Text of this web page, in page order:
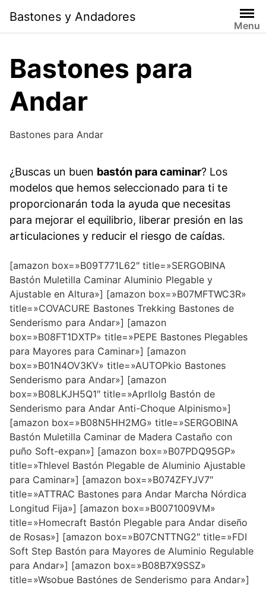
contenido
Bastones y Andadores
Menu
Bastones para
Andar
Bastones para Andar
¿Buscas un buen bastón para caminar? Los
modelos que hemos seleccionado para ti te
proporcionarán toda la ayuda que necesitas
para mejorar el equilibrio, liberar presión en las
articulaciones y reducir el riesgo de caídas.
[amazon box=»B09T771L62″ title=»SERGOBINA
Bastón Muletilla Caminar Aluminio Plegable y
Ajustable en Altura»] [amazon box=»B07MFTWC3R»
title=»COVACURE Bastones Trekking Bastones de
Senderismo para Andar»] [amazon
box=»B08FT1DXTP» title=»PEPE Bastones Plegables
para Mayores para Caminar»] [amazon
box=»B01N4OV3KV» title=»AUTOPkio Bastones
Senderismo para Andar»] [amazon
box=»B08LKJH5Q1″ title=»Aprllolg Bastón de
Senderismo para Andar Anti-Choque Alpinismo»]
[amazon box=»B08N5HH2MG» title=»SERGOBINA
Bastón Muletilla Caminar de Madera Castaño con
puño Soft-expan»] [amazon box=»B07PDQ95GP»
title=»Thlevel Bastón Plegable de Aluminio Ajustable
para Caminar»] [amazon box=»B074ZFYJV7″
title=»ATTRAC Bastones para Andar Marcha Nórdica
Longitud Fija»] [amazon box=»B0071009VM»
title=»Homecraft Bastón Plegable para Andar diseño
de Rosas»] [amazon box=»B07CNTTNG2″ title=»FDI
Soft Step Bastón para Mayores de Aluminio Regulable
para Andar»] [amazon box=»B08B7X9SSZ»
title=»Wsobue Bastónes de Senderismo para Andar»]